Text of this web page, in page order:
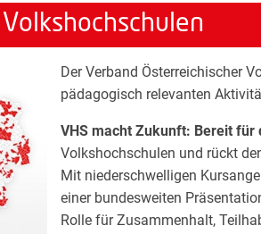
Der Verband Österreichischer
pädagogisch relevanten
VHS macht Zukunft: Bereit für
Volkshochschulen und rückt
Mit niederschwelligen
einer bundesweiten
Rolle für Zusammenhalt,